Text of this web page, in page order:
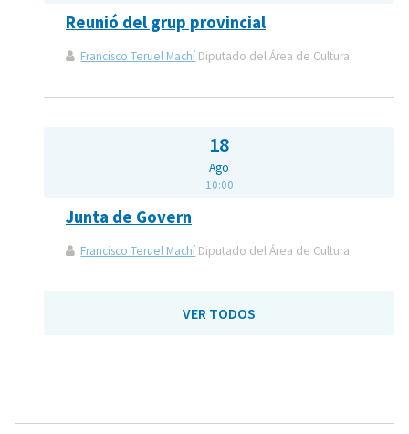
Reunió del grup provincial
Francisco Teruel Machí Diputado del Área de Cultura
18
Ago
10:00
Junta de Govern
Francisco Teruel Machí Diputado del Área de Cultura
VER TODOS